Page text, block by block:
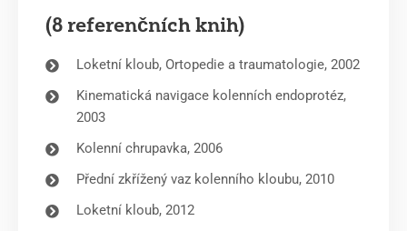
(8 referenčních knih)
Loketní kloub, Ortopedie a traumatologie, 2002
Kinematická navigace kolenních endoprotéz,
2003
Kolenní chrupavka, 2006
Přední zkřížený vaz kolenního kloubu, 2010
Loketní kloub, 2012